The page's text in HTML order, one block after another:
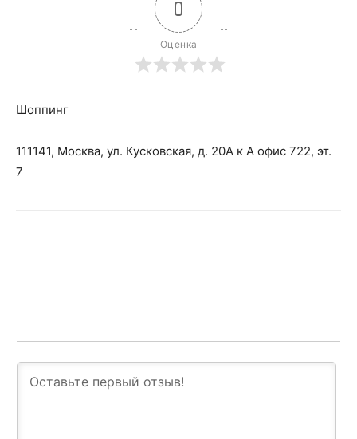
0
Оценка
Шоппинг
111141, Москва, ул. Кусковская, д. 20А к А офис 722, эт.
7